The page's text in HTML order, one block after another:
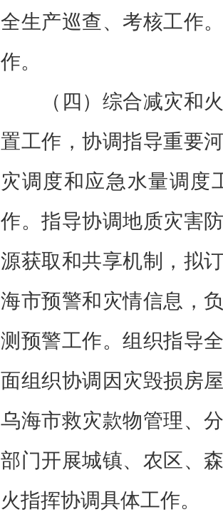
全生产巡查、考核工作
作。
（四）综合减灾和
置工作，协调指导重要
灾调度和应急水量调度
作。指导协调地质灾害
源获取和共享机制，拟
海市预警和灾情信息，
测预警工作。组织指导
面组织协调因灾毁损房
乌海市救灾款物管理、
部门开展城镇、农区、
火指挥协调具体工作。